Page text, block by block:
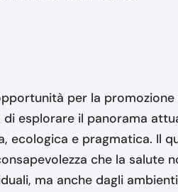
per la
esplorare il panorama
ecologica e pragmatica. Il
che la salute
ma anche dagli